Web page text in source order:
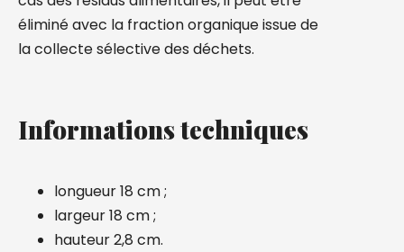
éliminé avec la fraction organique issue de
la collecte sélective des déchets.
Informations techniques
longueur 18 cm ;
largeur 18 cm ;
hauteur 2,8 cm.